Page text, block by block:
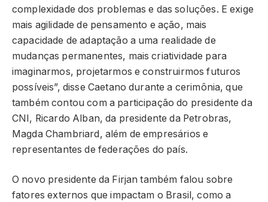
complexidade dos problemas e das soluções. E exige
mais agilidade de pensamento e ação, mais
capacidade de adaptação a uma realidade de
mudanças permanentes, mais criatividade para
imaginarmos, projetarmos e construirmos futuros
possíveis”, disse Caetano durante a cerimônia, que
também contou com a participação do presidente da
CNI, Ricardo Alban, da presidente da Petrobras,
Magda Chambriard, além de empresários e
representantes de federações do país.
O novo presidente da Firjan também falou sobre
fatores externos que impactam o Brasil, como a